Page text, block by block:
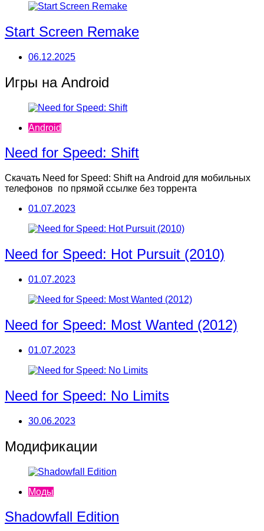
Start Screen Remake
06.12.2025
Игры на Android
Android
Need for Speed: Shift
Скачать Need for Speed: Shift на Android для мобильных
телефонов по прямой ссылке без торрента
01.07.2023
Need for Speed: Hot Pursuit (2010)
01.07.2023
Need for Speed: Most Wanted (2012)
01.07.2023
Need for Speed: No Limits
30.06.2023
Модификации
Моды
Shadowfall Edition